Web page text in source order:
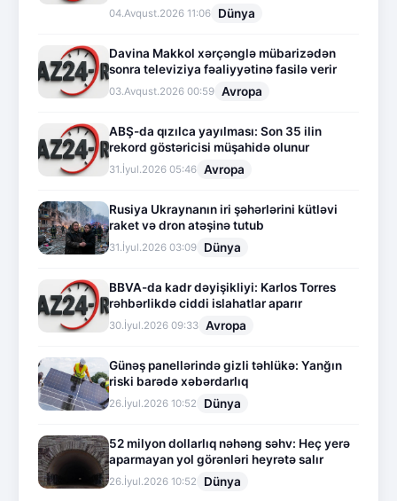
04.Avqust.2026 11:06 Dünya
Davina Makkol xərçənglə mübarizədən
sonra televiziya fəaliyyətinə fasilə verir
03.Avqust.2026 00:59 Avropa
ABŞ-da qızılca yayılması: Son 35 ilin
rekord göstəricisi müşahidə olunur
31.İyul.2026 05:46 Avropa
Rusiya Ukraynanın iri şəhərlərini kütləvi
raket və dron atəşinə tutub
31.İyul.2026 03:09 Dünya
BBVA-da kadr dəyişikliyi: Karlos Torres
rəhbərlikdə ciddi islahatlar aparır
30.İyul.2026 09:33 Avropa
Günəş panellərində gizli təhlükə: Yanğın
riski barədə xəbərdarlıq
26.İyul.2026 10:52 Dünya
52 milyon dollarlıq nəhəng səhv: Heç yerə
aparmayan yol görənləri heyrətə salır
26.İyul.2026 10:52 Dünya